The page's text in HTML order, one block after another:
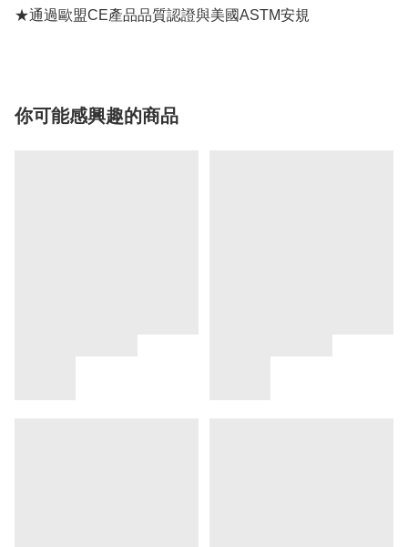
★通過歐盟CE產品品質認證與美國ASTM安規
你可能感興趣的商品